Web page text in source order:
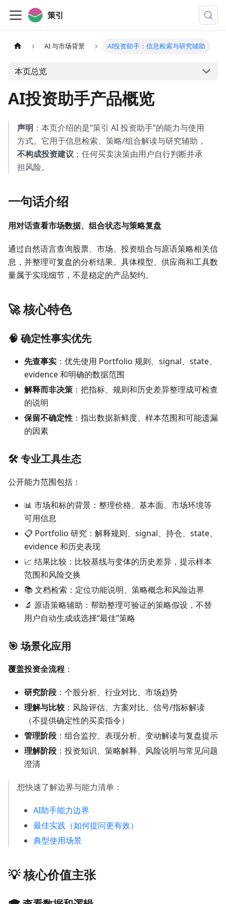
策引
AI 与市场背景 AI投资助手：信息检索与研究辅助
本页总览
AI投资助手产品概览
声明 ：本页介绍的是“策引 AI 投资助手”的能力与使用
方式。它用于信息检索、策略/组合解读与研究辅助，
不构成投资建议 ；任何买卖决策由用户自行判断并承
担风险。
一句话介绍
用对话查看市场数据、组合状态与策略复盘
通过自然语言查询股票、市场、投资组合与原语策略相关信
息，并整理可复盘的分析结果。具体模型、供应商和工具数
量属于实现细节，不是稳定的产品契约。
🚀 核心特色
🧠 确定性事实优先
先查事实 ：优先使用 Portfolio 规则、signal、state、
evidence 和明确的数据范围
解释而非决策 ：把指标、规则和历史差异整理成可检查
的说明
保留不确定性 ：指出数据新鲜度、样本范围和可能遗漏
的因素
🛠️ 专业工具生态
公开能力范围包括：
📊 市场和标的背景：整理价格、基本面、市场环境等
可用信息
📋 Portfolio 研究：解释规则、signal、持仓、state、
evidence 和历史表现
📈 结果比较：比较基线与变体的历史差异，提示样本
范围和风险交换
📚 文档检索：定位功能说明、策略概念和风险边界
🔬 原语策略辅助：帮助整理可验证的策略假设，不替
用户自动生成或选择“最佳”策略
🎯 场景化应用
覆盖投资全流程 ：
研究阶段 ：个股分析、行业对比、市场趋势
理解与比较 ：风险评估、方案对比、信号/指标解读
（不提供确定性的买卖指令）
管理阶段 ：组合监控、表现分析、变动解读与复盘提示
理解阶段 ：投资知识、策略解释、风险说明与常见问题
澄清
想快速了解边界与能力清单：
AI助手能力边界
最佳实践（如何提问更有效）
典型使用场景
💡 核心价值主张